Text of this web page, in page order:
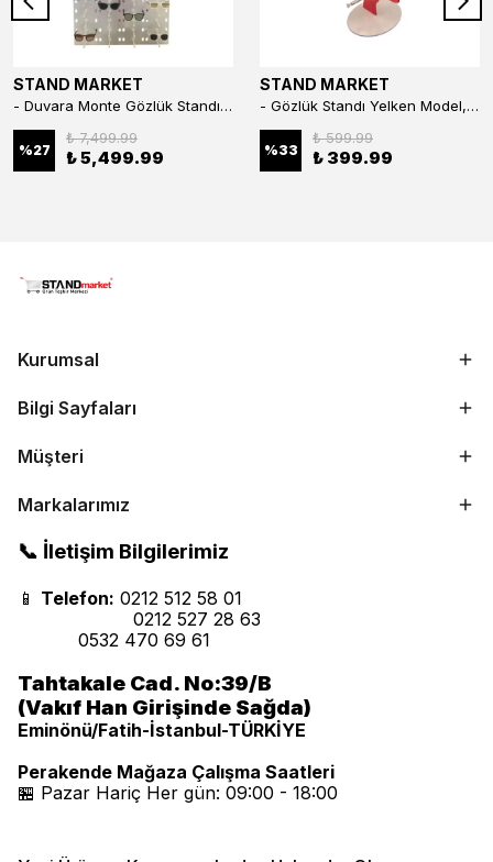
STAND MARKET
- Duvara Monte Gözlük Standı 56'li Pleksi Glass | 99x67 cm Gözlük Teşhir Standı
%27
₺ 7,499.99
₺ 5,499.99
STAND MARKET
- Gözlük Standı Yelken Model, 5 Gözlük Kapasiteli Standı Kırmızı
%33
₺ 599.99
₺ 399.99
Kurumsal
Bilgi Sayfaları
Müşteri
Markalarımız
📞 İletişim Bilgilerimiz
📱 Telefon: 0212 512 58 01
0212 527 28 63
0532 470 69 61
Tahtakale Cad. No:39/B
(Vakıf Han Girişinde Sağda)
Eminönü/Fatih-İstanbul-TÜRKİYE
Perakende Mağaza Çalışma Saatleri
🏪 Pazar Hariç Her gün: 09:00 - 18:00